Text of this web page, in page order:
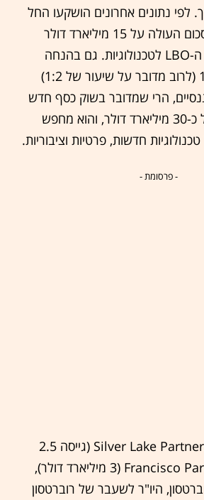
לפי נתונים אחרונים הושקעו החל
מאמצע שנת 2000 סכום העולה על 15 מיליארד דולר
בקרנות חדשות מסוג ה-LBO לטכנולוגיות. גם בהנחה
שמרנית של מימון 1:1 (לרוב מדובר על שיעור של 1:2)
הרי שמדובר בשוק כסף חדש
המייצג סכום עתק של כ-30 מיליארד דולר, והוא מחפש
חדשות, פרטיות וציבוריות.
- פרסומת -
קרנות השקעה כמו Silver Lake Partners (גייסה 2.5
מיליארד דולר) Francisco Partners (‏3 מיליארד דולר),
היו"ר לשעבר של רוברטסון